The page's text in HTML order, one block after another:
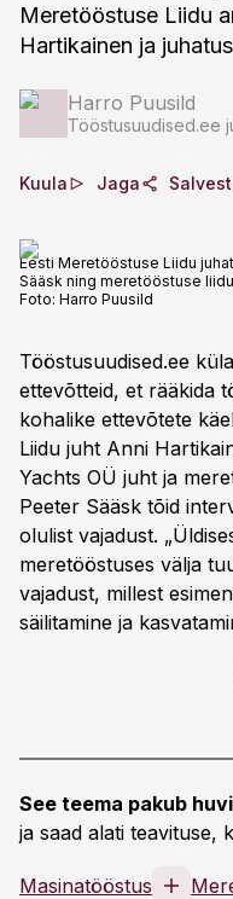
Meretööstuse Liidu
Hartikainen ja
Harro Puusild
Tööstusuudised.ee
Kuula Jaga
Eesti Meretööstuse Liidu
Sääsk ning meretööstuse
Foto: Harro Puusild
Tööstusuudised.ee
ettevõtteid, et rääkida
kohalike ettevõtete
Liidu juht Anni
Yachts OÜ juht ja
Peeter Sääsk tõid
olulist vajadust.
meretööstuses välja
vajadust, millest
säilitamine ja
See teema pakub
ja saad alati teavituse,
Masinatööstus